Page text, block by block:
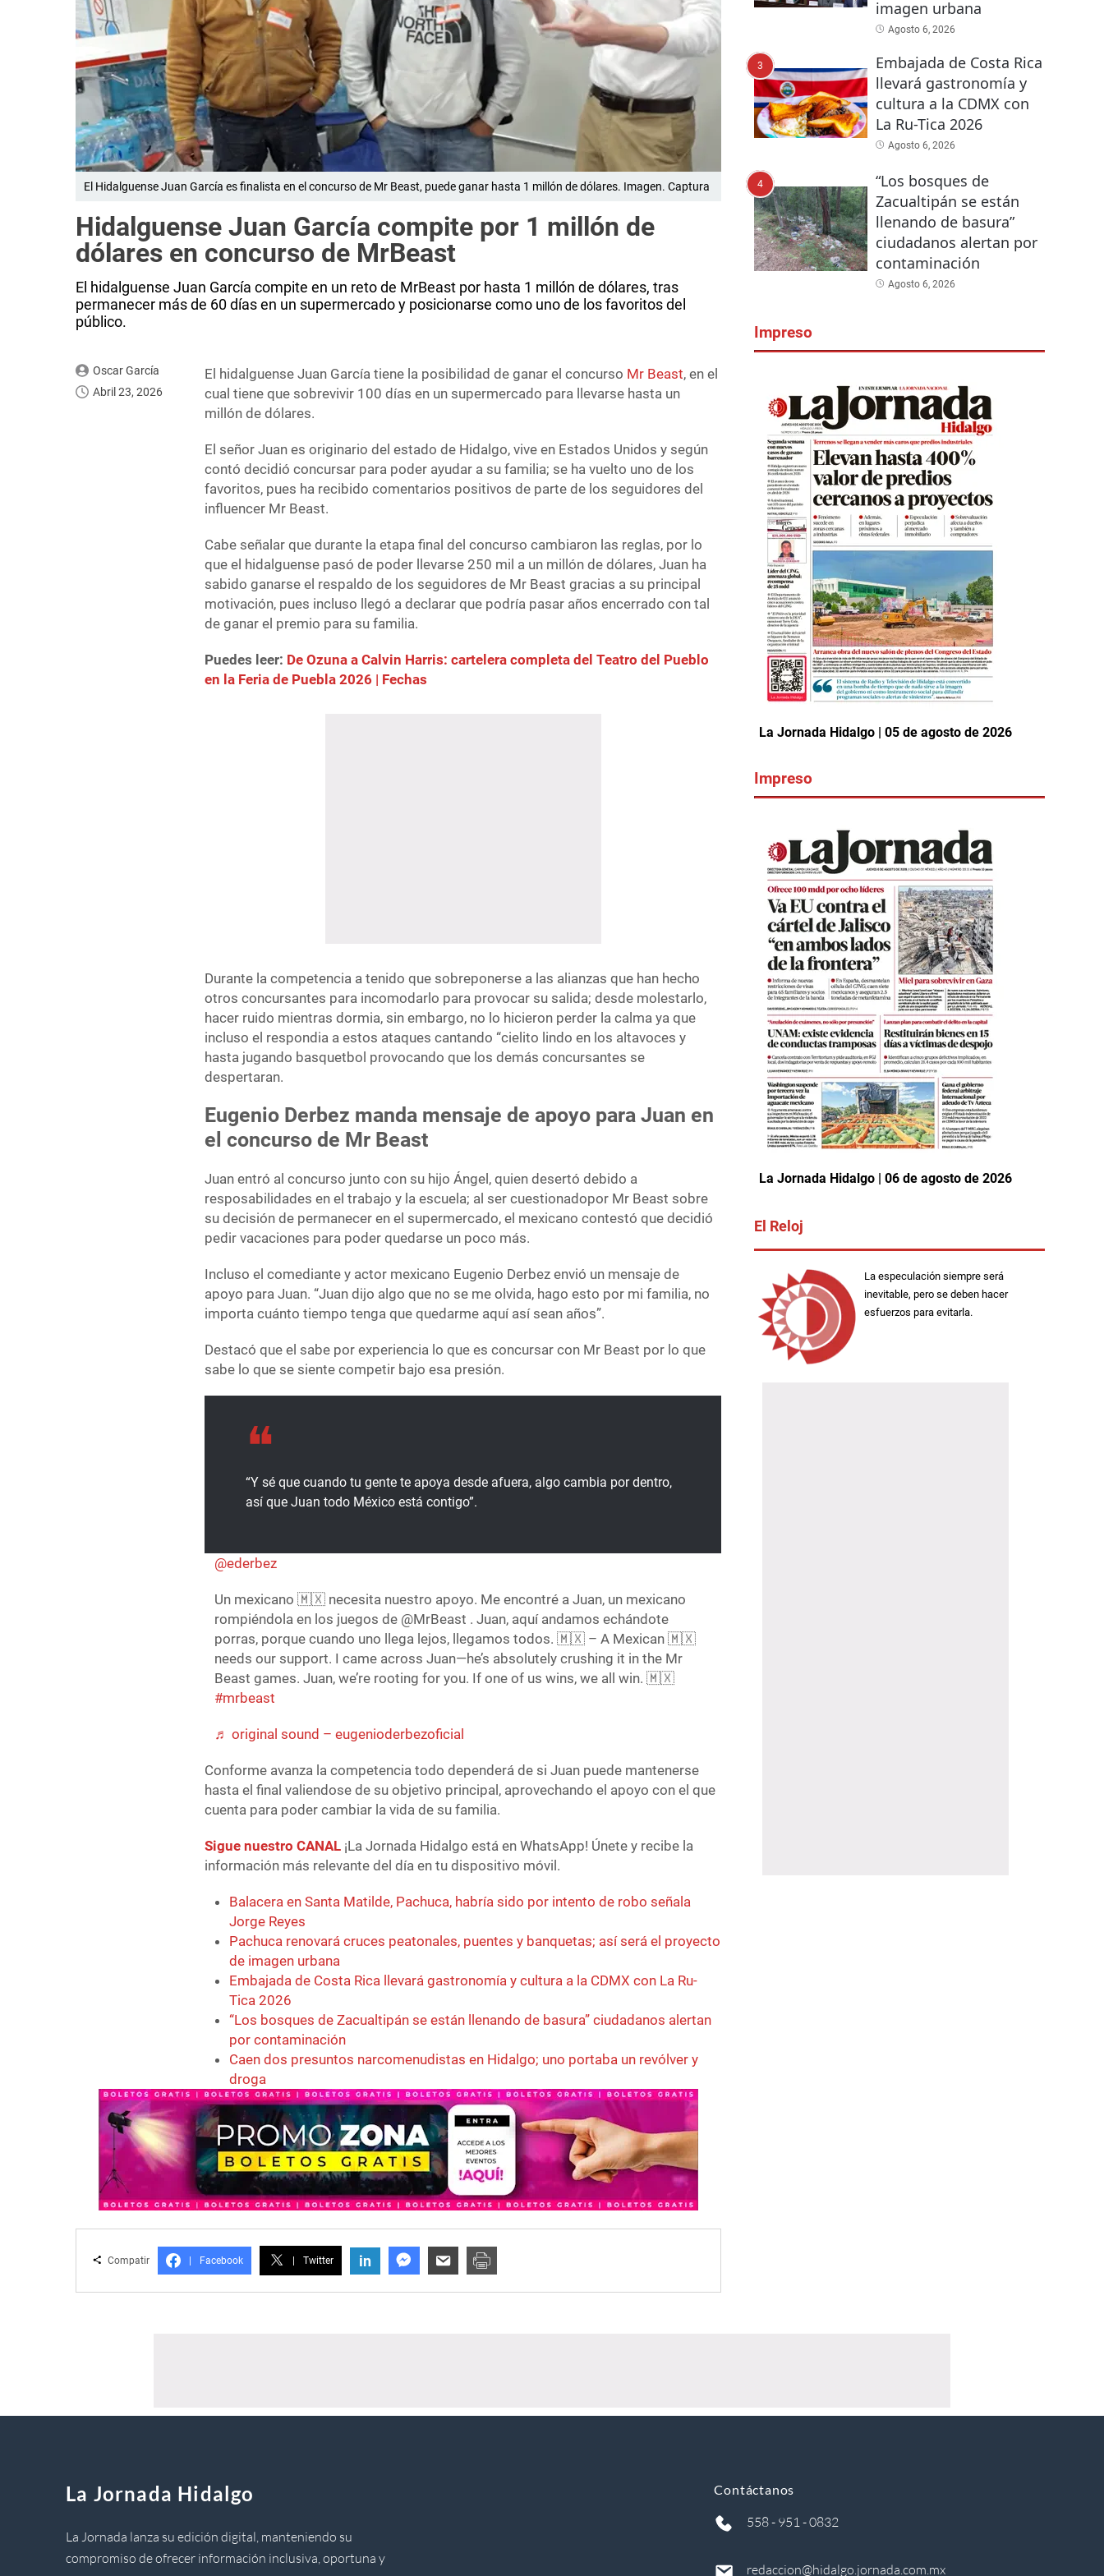
El Hidalguense Juan García es finalista en el concurso de Mr Beast, puede ganar hasta 1 millón de dólares. Imagen. Captura
Hidalguense Juan García compite por 1 millón de
dólares en concurso de MrBeast
El hidalguense Juan García compite en un reto de MrBeast por hasta 1 millón de dólares, tras
permanecer más de 60 días en un supermercado y posicionarse como uno de los favoritos del
público.
Oscar García
Abril 23, 2026
El hidalguense Juan García tiene la posibilidad de ganar el concurso Mr Beast, en el
cual tiene que sobrevivir 100 días en un supermercado para llevarse hasta un
millón de dólares.
El señor Juan es originario del estado de Hidalgo, vive en Estados Unidos y según
contó decidió concursar para poder ayudar a su familia; se ha vuelto uno de los
favoritos, pues ha recibido comentarios positivos de parte de los seguidores del
influencer Mr Beast.
Cabe señalar que durante la etapa final del concurso cambiaron las reglas, por lo
que el hidalguense pasó de poder llevarse 250 mil a un millón de dólares, Juan ha
sabido ganarse el respaldo de los seguidores de Mr Beast gracias a su principal
motivación, pues incluso llegó a declarar que podría pasar años encerrado con tal
de ganar el premio para su familia.
Puedes leer: De Ozuna a Calvin Harris: cartelera completa del Teatro del Pueblo
en la Feria de Puebla 2026 | Fechas
Durante la competencia a tenido que sobreponerse a las alianzas que han hecho
otros concursantes para incomodarlo para provocar su salida; desde molestarlo,
hacer ruido mientras dormia, sin embargo, no lo hicieron perder la calma ya que
incluso el respondia a estos ataques cantando “cielito lindo en los altavoces y
hasta jugando basquetbol provocando que los demás concursantes se
despertaran.
Eugenio Derbez manda mensaje de apoyo para Juan en
el concurso de Mr Beast
Juan entró al concurso junto con su hijo Ángel, quien desertó debido a
resposabilidades en el trabajo y la escuela; al ser cuestionadopor Mr Beast sobre
su decisión de permanecer en el supermercado, el mexicano contestó que decidió
pedir vacaciones para poder quedarse un poco más.
Incluso el comediante y actor mexicano Eugenio Derbez envió un mensaje de
apoyo para Juan. “Juan dijo algo que no se me olvida, hago esto por mi familia, no
importa cuánto tiempo tenga que quedarme aquí así sean años”.
Destacó que el sabe por experiencia lo que es concursar con Mr Beast por lo que
sabe lo que se siente competir bajo esa presión.
“Y sé que cuando tu gente te apoya desde afuera, algo cambia por dentro,
así que Juan todo México está contigo”.
@ederbez
Un mexicano 🇲🇽 necesita nuestro apoyo. Me encontré a Juan, un mexicano
rompiéndola en los juegos de @MrBeast . Juan, aquí andamos echándote
porras, porque cuando uno llega lejos, llegamos todos. 🇲🇽 – A Mexican 🇲🇽
needs our support. I came across Juan—he’s absolutely crushing it in the Mr
Beast games. Juan, we’re rooting for you. If one of us wins, we all win. 🇲🇽
#mrbeast
♬ original sound – eugenioderbezoficial
Conforme avanza la competencia todo dependerá de si Juan puede mantenerse
hasta el final valiendose de su objetivo principal, aprovechando el apoyo con el que
cuenta para poder cambiar la vida de su familia.
Sigue nuestro CANAL ¡La Jornada Hidalgo está en WhatsApp! Únete y recibe la
información más relevante del día en tu dispositivo móvil.
Balacera en Santa Matilde, Pachuca, habría sido por intento de robo señala
Jorge Reyes
Pachuca renovará cruces peatonales, puentes y banquetas; así será el proyecto
de imagen urbana
Embajada de Costa Rica llevará gastronomía y cultura a la CDMX con La Ru-
Tica 2026
“Los bosques de Zacualtipán se están llenando de basura” ciudadanos alertan
por contaminación
Caen dos presuntos narcomenudistas en Hidalgo; uno portaba un revólver y
droga
Compatir Facebook Twitter in
imagen urbana
Agosto 6, 2026
3
Embajada de Costa Rica
llevará gastronomía y
cultura a la CDMX con
La Ru-Tica 2026
Agosto 6, 2026
4
“Los bosques de
Zacualtipán se están
llenando de basura”
ciudadanos alertan por
contaminación
Agosto 6, 2026
Impreso
La Jornada Hidalgo | 05 de agosto de 2026
Impreso
La Jornada Hidalgo | 06 de agosto de 2026
El Reloj
La especulación siempre será
inevitable, pero se deben hacer
esfuerzos para evitarla.
La Jornada Hidalgo
La Jornada lanza su edición digital, manteniendo su
compromiso de ofrecer información inclusiva, oportuna y
Contáctanos
558 - 951 - 0832
redaccion@hidalgo.jornada.com.mx